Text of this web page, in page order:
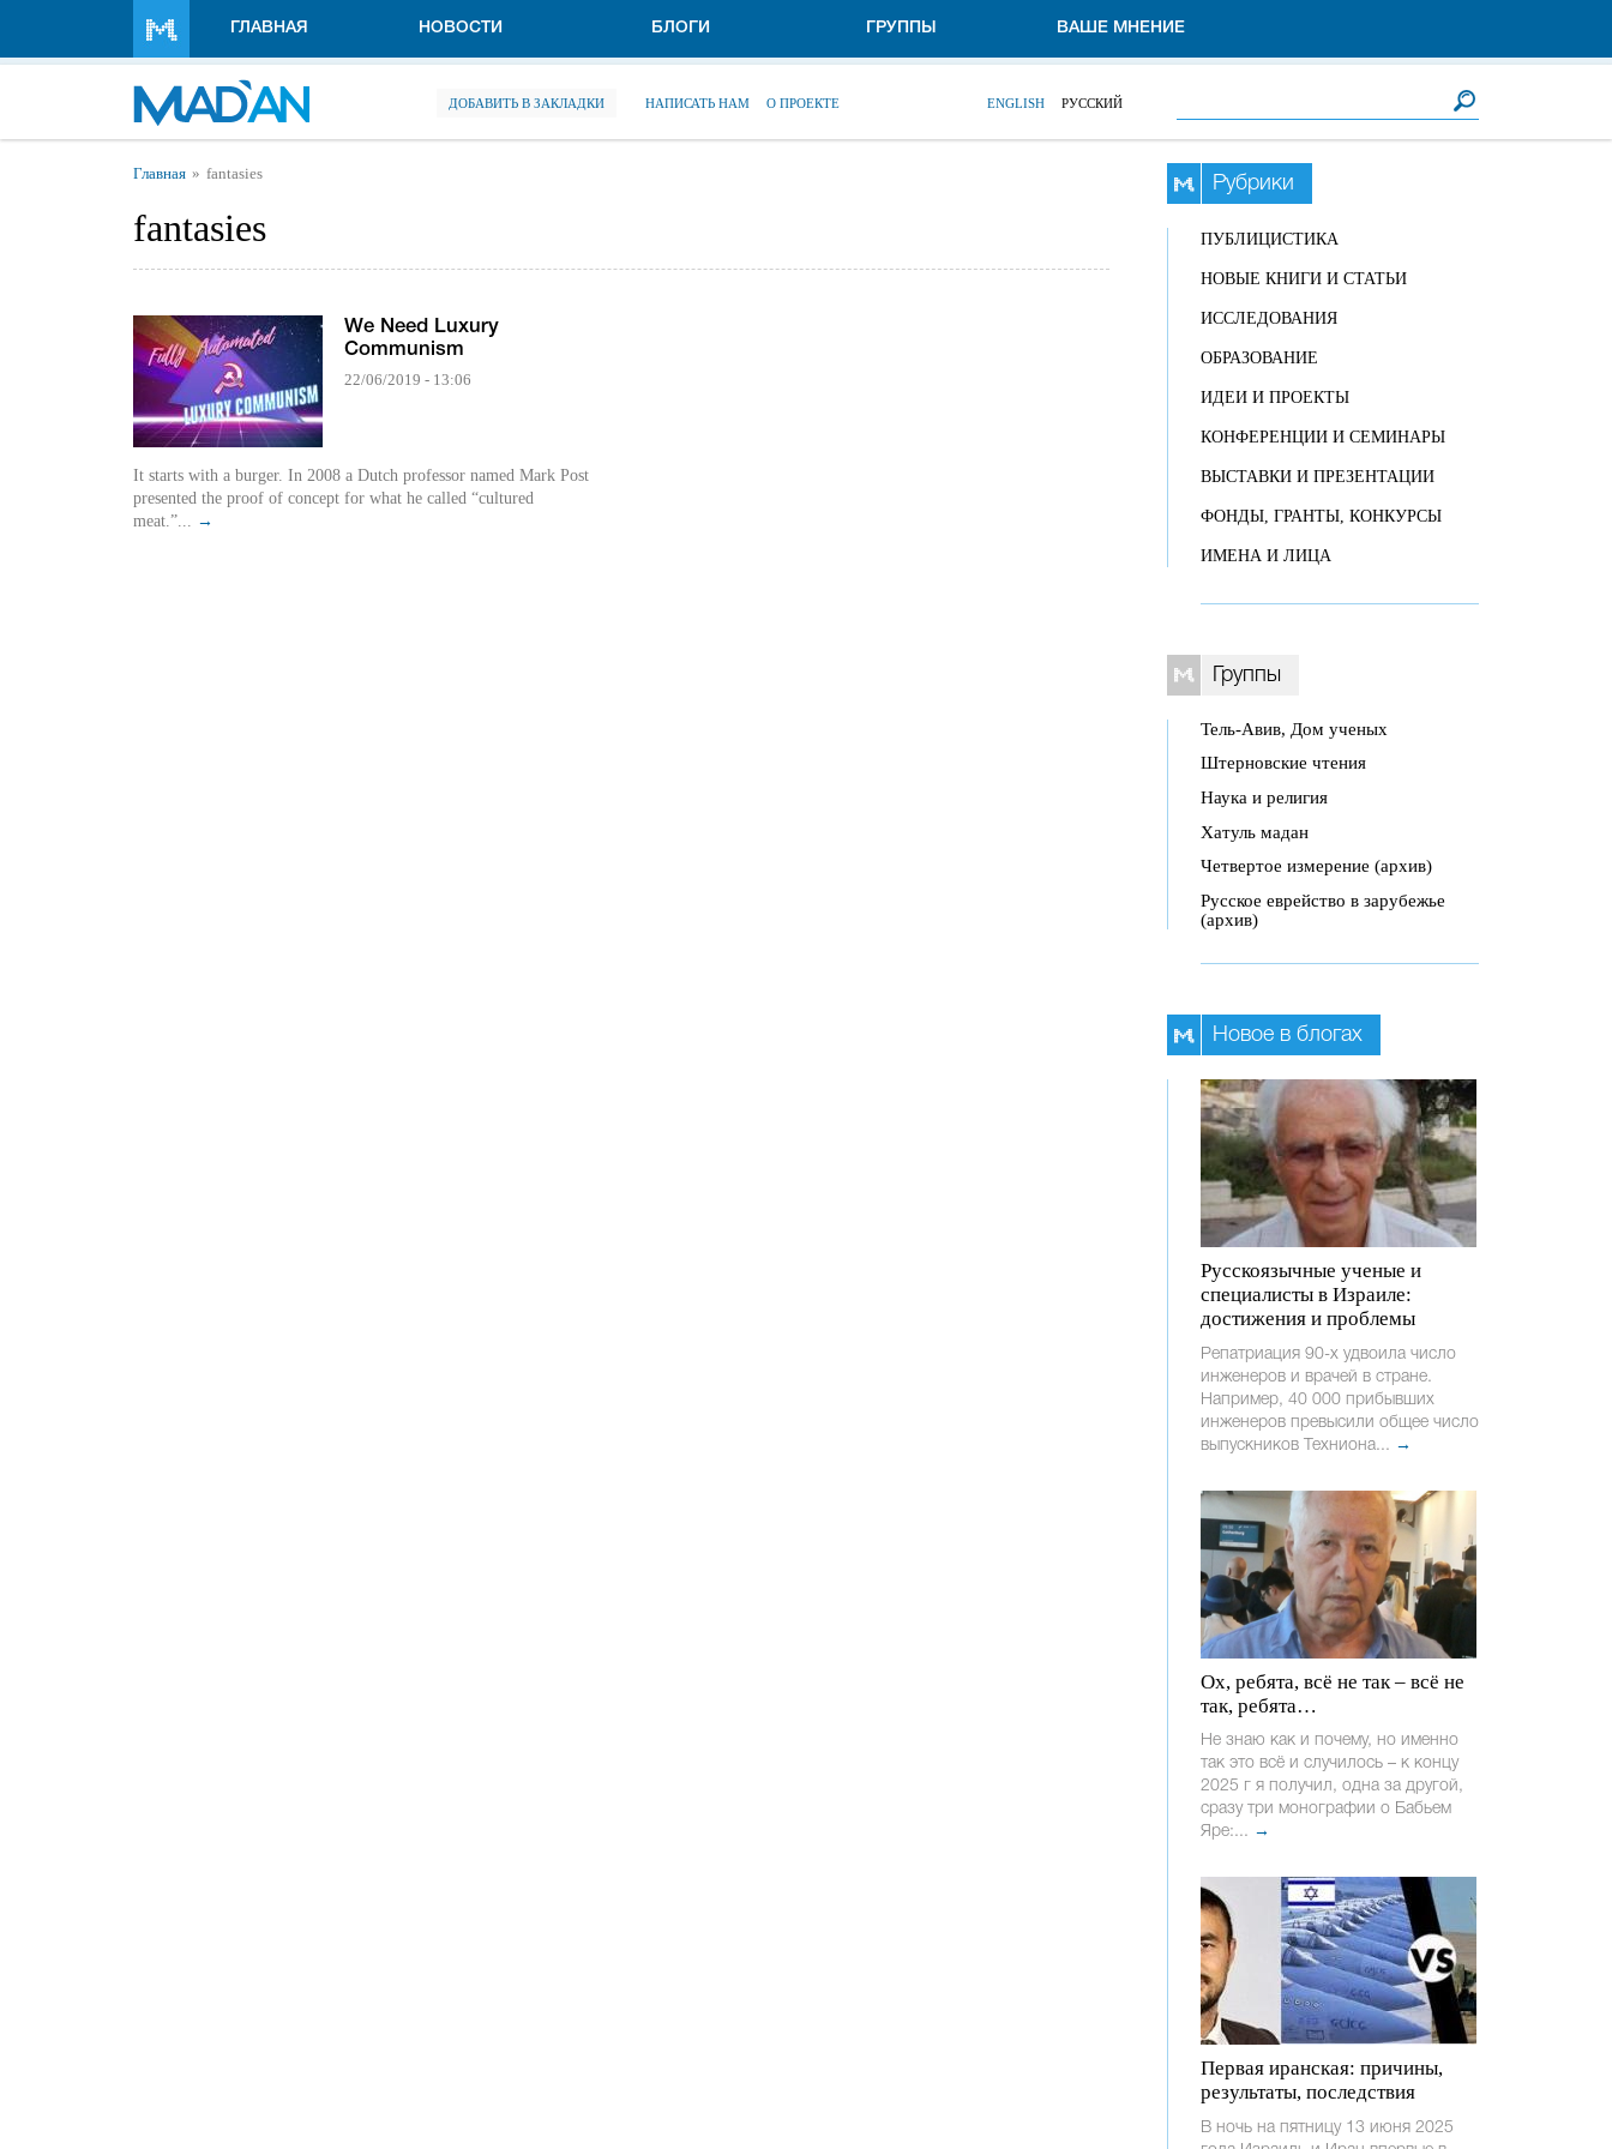
ГЛАВНАЯ НОВОСТИ БЛОГИ ГРУППЫ ВАШЕ МНЕНИЕ
ДОБАВИТЬ В ЗАКЛАДКИ НАПИСАТЬ НАМ О ПРОЕКТЕ ENGLISH РУССКИЙ
Вы здесь
Главная fantasies
fantasies
We Need Luxury
Communism
22/06/2019 - 13:06
It starts with a burger. In 2008 a Dutch professor named Mark Post
presented the proof of concept for what he called “cultured
meat.”... →
Рубрики
ПУБЛИЦИСТИКА
НОВЫЕ КНИГИ И СТАТЬИ
ИССЛЕДОВАНИЯ
ОБРАЗОВАНИЕ
ИДЕИ И ПРОЕКТЫ
КОНФЕРЕНЦИИ И СЕМИНАРЫ
ВЫСТАВКИ И ПРЕЗЕНТАЦИИ
ФОНДЫ, ГРАНТЫ, КОНКУРСЫ
ИМЕНА И ЛИЦА
Группы
Тель-Авив, Дом ученых
Штерновские чтения
Наука и религия
Хатуль мадан
Четвертое измерение (архив)
Русское еврейство в зарубежье
(архив)
Новое в блогах
Русскоязычные ученые и
специалисты в Израиле:
достижения и проблемы
Репатриация 90-х удвоила число
инженеров и врачей в стране.
Например, 40 000 прибывших
инженеров превысили общее число
выпускников Техниона... →
Ох, ребята, всё не так – всё не
так, ребята…
Не знаю как и почему, но именно
так это всё и случилось – к концу
2025 г я получил, одна за другой,
сразу три монографии о Бабьем
Яре:... →
Первая иранская: причины,
результаты, последствия
В ночь на пятницу 13 июня 2025